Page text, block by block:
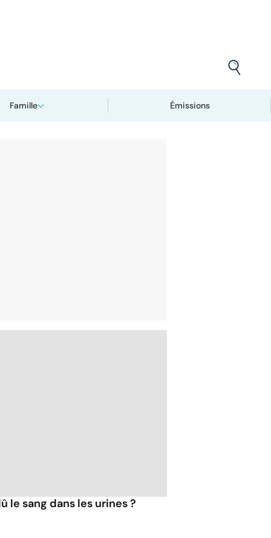
Famille Émissions
le sang dans les urines ?